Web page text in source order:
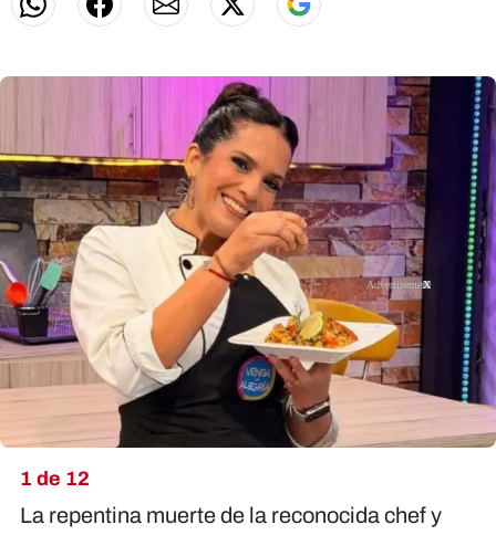
1 de 12
La repentina muerte de la reconocida chef y
X